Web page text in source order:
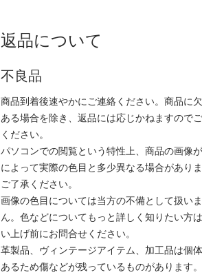
返品について
不良品
商品到着後速やかにご連絡ください。商品に
ある場合を除き、返品には応じかねますので
ください。
パソコンでの閲覧という特性上、商品の画像
によって実際の色目と多少異なる場合があり
ご了承ください。
画像の色目については当方の不備として扱い
ん。色などについてもっと詳しく知りたい方
い上げ前にお問合せください。
革製品、ヴィンテージアイテム、加工品は個
あるため傷などが残っているものがあります